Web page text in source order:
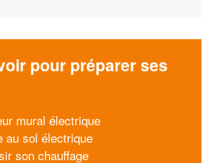
pour préparer ses
mural électrique
au sol électrique
son chauffage